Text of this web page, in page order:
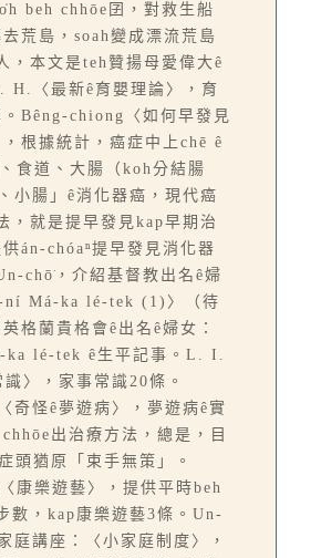
beh chhōe囝，對救生船
荒島，soah變成漂流荒島
，本文是teh贊揚母愛偉大ê
H.〈最新ê育嬰理論〉，育
。Bêng-chiong〈如何早發見
根據統計，癌症中上chē ê
食道、大腸（koh分結腸
小腸」ê消化器癌，現代癌
，就是提早發見kap早期治
án-chóaⁿ提早發見消化器
chō͘，介紹基督教出名ê婦
ní Má-ka lé-tek (1)〉（待
格蘭貴格會ê出名ê婦女：
lé-tek ê生平記事。L. I.
〉，家事常識20條。
奇怪ê夢遊病〉，夢遊病ê實
出治療方法，總是，目
頭猶原「束手無策」。
康樂遊藝〉，提供平時beh
數，kap康樂遊藝3條。Un-
庭講座：〈小家庭制度〉，